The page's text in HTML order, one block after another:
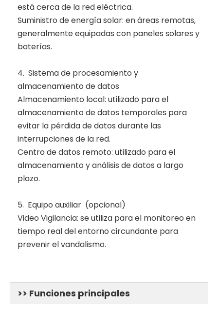
está cerca de la red eléctrica.
Suministro de energía solar: en áreas remotas,
generalmente equipadas con paneles solares y
baterías.
4. Sistema de procesamiento y
almacenamiento de datos
Almacenamiento local: utilizado para el
almacenamiento de datos temporales para
evitar la pérdida de datos durante las
interrupciones de la red.
Centro de datos remoto: utilizado para el
almacenamiento y análisis de datos a largo
plazo.
5. Equipo auxiliar (opcional)
Video Vigilancia: se utiliza para el monitoreo en
tiempo real del entorno circundante para
prevenir el vandalismo.
>> Funciones principales